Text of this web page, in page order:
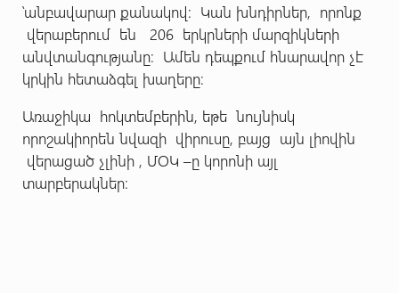
՝անբավարար քանակով: Կան խնդիրներ, որոնք
վերաբերում են 206 երկրների մարզիկների
անվտանգությանը։ Ամեն դեպքում հնարավոր չէ
կրկին հետաձգել խաղերը։
Առաջիկա հոկտեմբերին, եթե նույնիսկ
որոշակիորեն նվազի վիրուսը, բայց այն լիովին
վերացած չլինի , ՄՕԿ –ը կորոնի այլ
տարբերակներ։